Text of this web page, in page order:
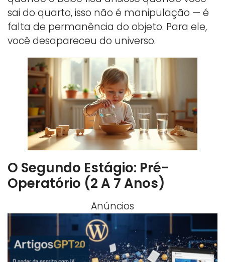
sai do quarto, isso não é manipulação — é
falta de permanência do objeto. Para ele,
você desapareceu do universo.
O Segundo Estágio: Pré-
Operatório (2 A 7 Anos)
Anúncios